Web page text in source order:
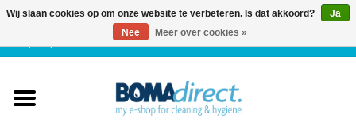
Wij slaan cookies op om onze website te verbeteren. Is dat akkoord?
Ja
Nee
Meer over cookies »